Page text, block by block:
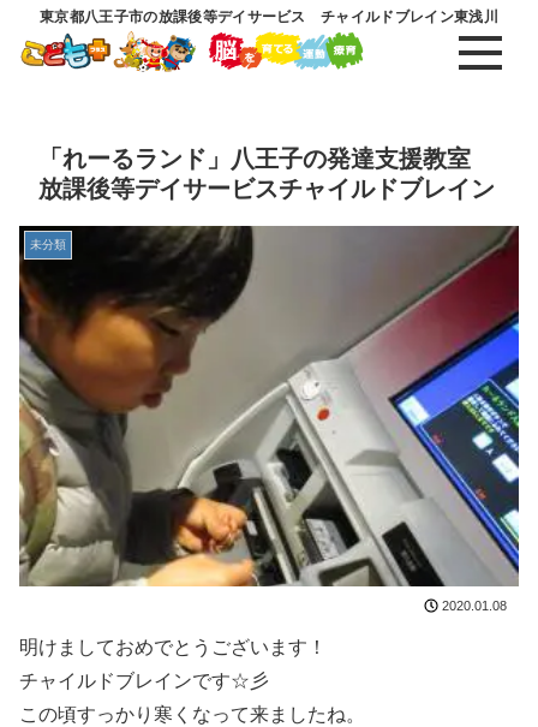
東京都八王子市の放課後等デイサービス チャイルドブレイン東浅川
「れーるランド」八王子の発達支援教室
放課後等デイサービスチャイルドブレイン
未分類
2020.01.08
明けましておめでとうございます！
チャイルドブレインです☆彡
この頃すっかり寒くなって来ましたね。